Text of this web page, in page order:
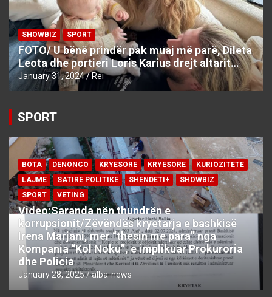
SHOWBIZ SPORT
FOTO/ U bënë prindër pak muaj më parë, Dileta
Leota dhe portieri Loris Karius drejt altarit…
January 31, 2024 Rei
SPORT
BOTA DENONCO KRYESORE KRYESORE
KURIOZITETE
LAJME
SATIRE POLITIKE SHENDETI+
SHOWBIZ
SPORT
VETING
Video:Saranda nën thundrën e
korrupsionit/Zëvëndës kryetarja e bashkisë
Irena Marjani, mer “thesin me para” nga
Kompania “Kol Noku”, e implikuar Prokuroria
dhe Policia
January 28, 2025 alba-news